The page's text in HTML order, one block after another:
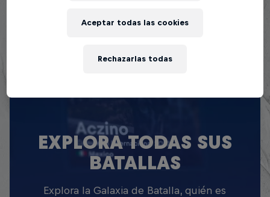
EXPLORA TODAS SUS
BATALLAS
Explora la Galaxia de Batalla, quién es
Rechazarlas todas
Aceptar todas las cookies